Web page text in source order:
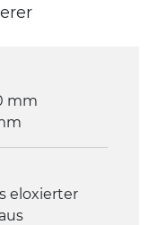
mm
eloxierter